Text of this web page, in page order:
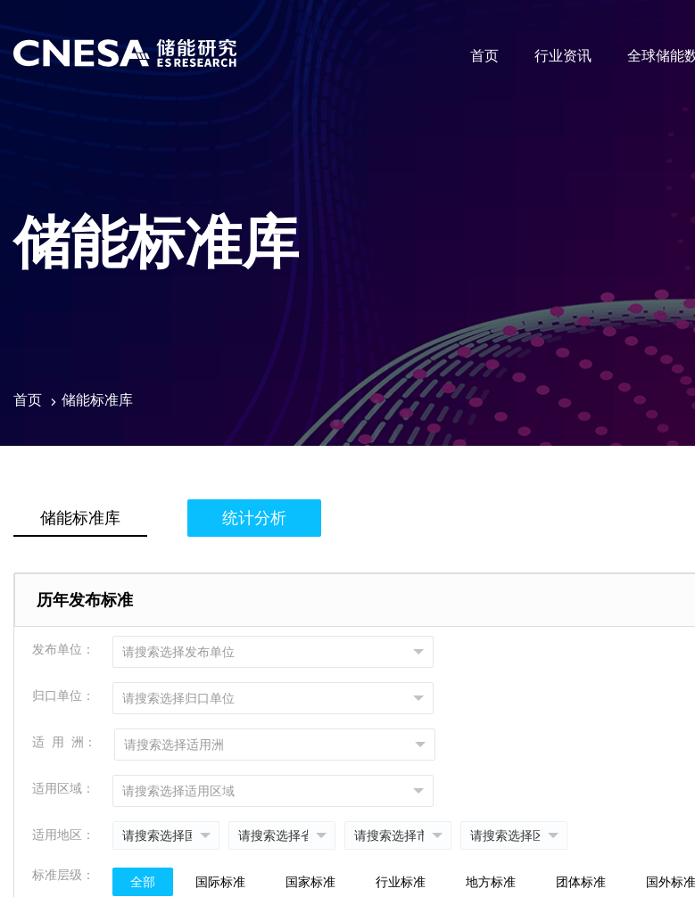
首页 行业资讯 全球储能
储能标准库
首页 储能标准库
储能标准库 统计分析
历年发布标准
发布单位： 请搜索选择发布单位
归口单位： 请搜索选择归口单位
适 用 洲： 请搜索选择适用洲
适用区域： 请搜索选择适用区域
适用地区：
标准层级： 全部 国际标准 国家标准 行业标准 地方标准 团体标准 国外标准